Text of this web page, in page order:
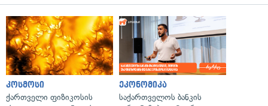
კოსმოსი
ქართველი ფიზიკოსის
ეკონომიკა
საქართველოს ბანკის